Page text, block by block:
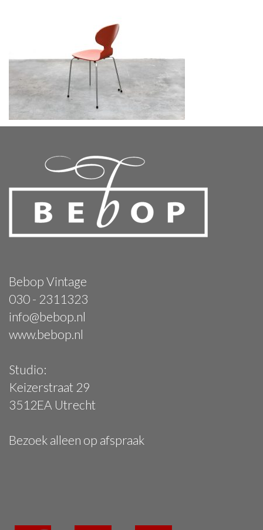
Bebop Vintage
030 - 2311323
info@bebop.nl
www.bebop.nl
Studio:
Keizerstraat 29
3512EA Utrecht
Bezoek alleen op afspraak